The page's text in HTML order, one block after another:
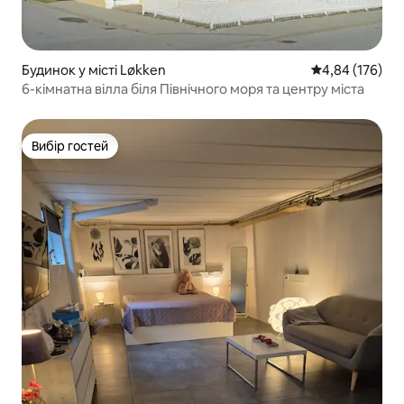
Будинок у місті Løkken Середня
4,84 (176)
6-кімнатна вілла біля Північного моря та центру міста
Вибір гостей
Вибір гостей